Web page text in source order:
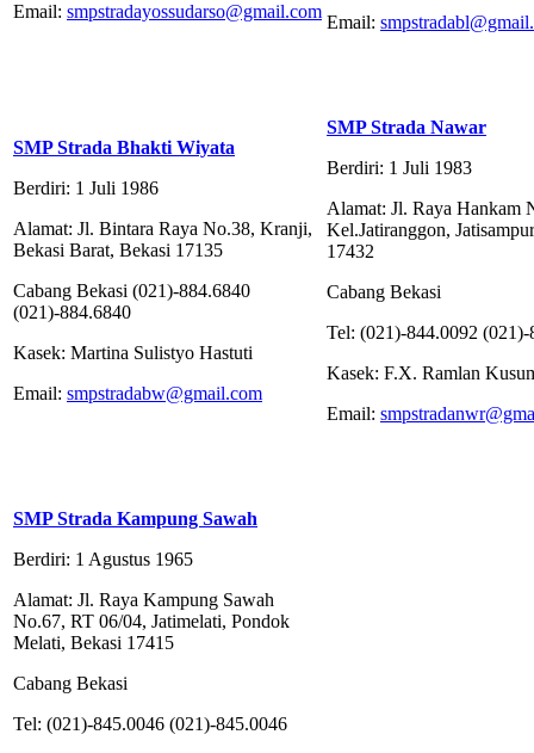
Email: smpstradayossudarso@gmail.com
Email:
SMP Strada Bhakti Wiyata
Berdiri: 1 Juli 1986
Alamat: Jl. Bintara Raya No.38, Kranji,
Bekasi Barat, Bekasi 17135
Cabang Bekasi (021)-884.6840
(021)-884.6840
Kasek: Martina Sulistyo Hastuti
Email: smpstradabw@gmail.com
SMP Strada Nawar
Berdiri: 1 Juli 1983
Alamat: Jl. Raya Hankam
Kel.Jatiranggon,
17432
Cabang Bekasi
Tel: (021)-844.0092 (021)-
Kasek: F.X. Ramlan
Email:
SMP Strada Kampung Sawah
Berdiri: 1 Agustus 1965
Alamat: Jl. Raya Kampung Sawah
No.67, RT 06/04, Jatimelati, Pondok
Melati, Bekasi 17415
Cabang Bekasi
Tel: (021)-845.0046 (021)-845.0046